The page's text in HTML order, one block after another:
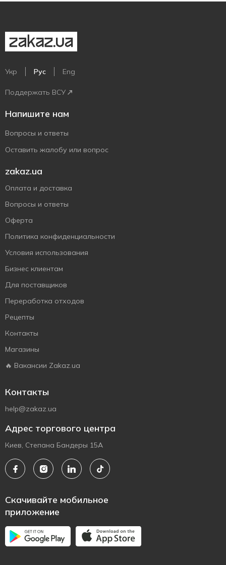
Укр Рус Eng
Поддержать ВСУ
Напишите нам
Вопросы и ответы
Оставить жалобу или вопрос
zakaz.ua
Оплата и доставка
Вопросы и ответы
Оферта
Политика конфиденциальности
Условия использования
Бизнес клиентам
Для поставщиков
Переработка отходов
Рецепты
Контакты
Магазины
🔥 Вакансии Zakaz.ua
Контакты
help@zakaz.ua
Адрес торгового центра
Киев, Степана Бандеры 15А
Скачивайте мобильное
приложение